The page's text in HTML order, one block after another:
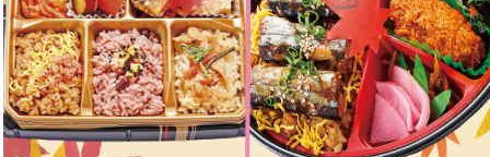
Contact us in English